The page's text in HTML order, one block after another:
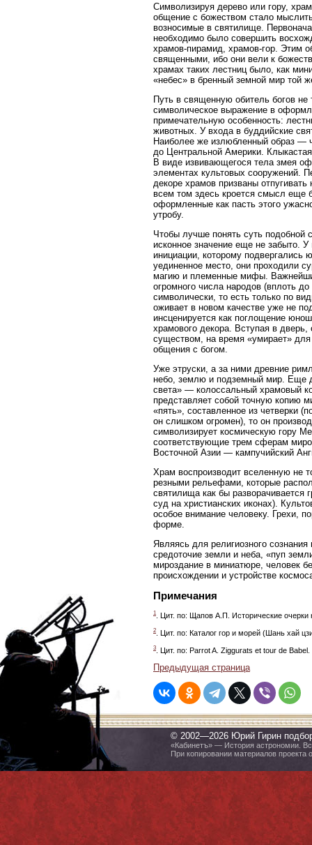
Символизируя дерево или гору,
общение с божеством стало
возносимые в святилище.
необходимо было совершить
храмов-пирамид, храмов-гор. Этим
священными, ибо они вели к
храмах таких лестниц было, как
«небес» в бренный земной мир той
Путь в священную обитель богов не
символическое выражение в
примечательную особенность:
животных. У входа в буддийские
Наиболее же излюбленный образ
до Центральной Америки.
В виде извивающегося тела змея
элементах культовых сооружений.
декоре храмов призваны
всем том здесь кроется смысл еще
оформленные как пасть этого
утробу.
Чтобы лучше понять суть подобной
исконное значение еще не забыто.
инициации, которому подвергались
уединенное место, они проходили
магию и племенные мифы.
огромного числа народов (вплоть
символически, то есть только по
оживает в новом качестве уже не
инсценируется как поглощение
храмового декора. Вступая в
существом, на время «умирает»
общения с богом.
Уже этруски, а за ними древние
небо, землю и подземный мир. Еще
света» — колоссальный храмовый
представляет собой точную копию
«пять», составленное из четверки
он слишком огромен), то он
символизирует космическую гору
соответствующие трем сферам
Восточной Азии — кампучийский
Храм воспроизводит вселенную не
резными рельефами, которые
святилища как бы разворачивается
суд на христианских иконах).
особое внимание человеку. Грехи,
форме.
Являясь для религиозного
средоточие земли и неба, «пуп
мироздание в миниатюре, человек
происхождении и устройстве
Примечания
1 . Цит. по: Щапов А.П. Исторические
2 . Цит. по: Каталог гор и морей (Шань хай
3 . Цит. по: Parrot A. Ziggurats et tour de
Предыдущая страница
© 2002—2026 Юрий Гирин
«Кабинетъ» — История астрономии.
При копировании материалов проекта